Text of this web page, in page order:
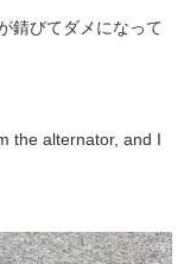
錆びてダメになって
the alternator, and I